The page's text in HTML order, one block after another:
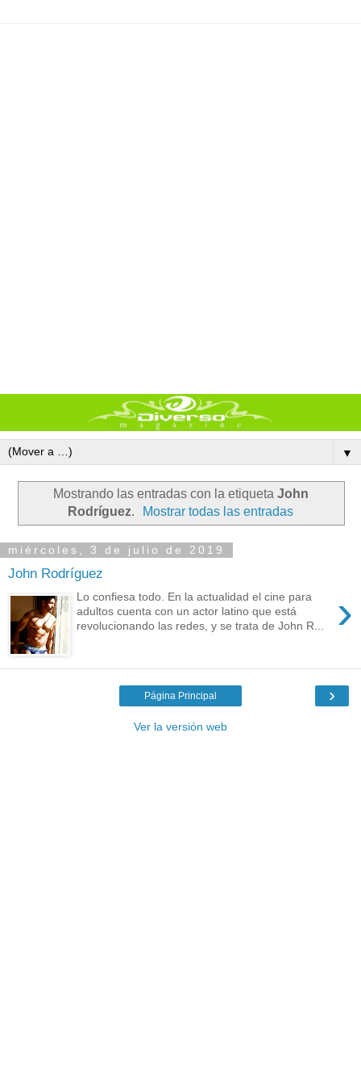
▼
Mostrando las entradas con la etiqueta John
Rodríguez. Mostrar todas las entradas
miércoles, 3 de julio de 2019
John Rodríguez
›
Lo confiesa todo. En la actualidad el cine para
adultos cuenta con un actor latino que está
revolucionando las redes, y se trata de John R...
›
Página Principal
Ver la versión web